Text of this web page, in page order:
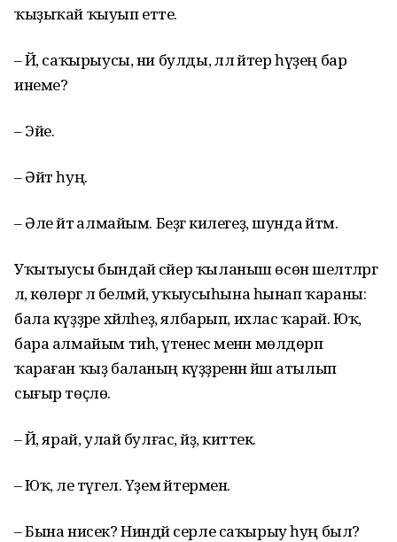
ҡыҙыҡай ҡыуып етте.
– Йә, саҡырыусы, ни булды, әллә әйтер һүҙең бар
инеме?
– Эйе.
– Әйт һуң.
– Әле әйтә алмайым. Беҙгә килегеҙ, шунда әйтәм.
Уҡытыусы бындай сәйер ҡыланыш өсөн шелтәләргә
лә, көлөргә лә белмәй, уҡыусыһына һынап ҡараны:
бала күҙҙәре хәйләһеҙ, ялбарып, ихлас ҡарай. Юҡ,
бара алмайым тиһә, үтенес менән мөлдөрәп
ҡараған ҡыҙ баланың күҙҙәренән йәш атылып
сығыр төҫлө.
– Йә, ярай, улай булғас, әйҙә, киттек.
– Юҡ, әле түгел. Үҙем әйтермен.
– Бына нисек? Ниндәй серле саҡырыу һуң был?